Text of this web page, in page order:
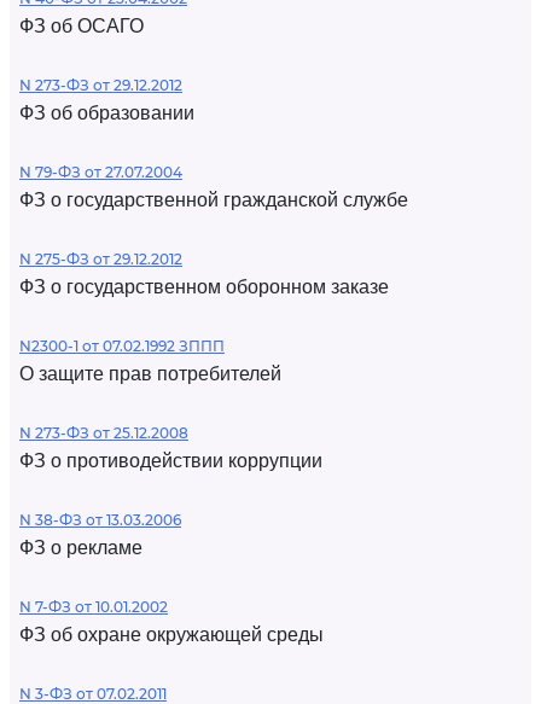
ФЗ об ОСАГО
N 273-ФЗ от 29.12.2012
ФЗ об образовании
N 79-ФЗ от 27.07.2004
ФЗ о государственной гражданской службе
N 275-ФЗ от 29.12.2012
ФЗ о государственном оборонном заказе
N2300-1 от 07.02.1992 ЗППП
О защите прав потребителей
N 273-ФЗ от 25.12.2008
ФЗ о противодействии коррупции
N 38-ФЗ от 13.03.2006
ФЗ о рекламе
N 7-ФЗ от 10.01.2002
ФЗ об охране окружающей среды
N 3-ФЗ от 07.02.2011